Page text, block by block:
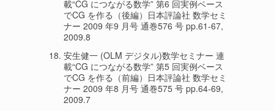
載“CG につながる数学” 第6 回実例ベース
でCG を作る（後編）日本評論社 数学セミ
ナー 2009 年9 月号 通巻576 号 pp.61-67,
2009.8
安生健一 (OLM デジタル)数学セミナー 連
載“CG につながる数学” 第5 回実例ベース
でCG を作る（前編）日本評論社 数学セミ
ナー 2009 年8 月号 通巻575 号 pp.64-69,
2009.7